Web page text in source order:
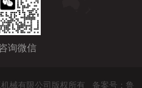
询微信
械有限公司版权所有 备案号：鲁